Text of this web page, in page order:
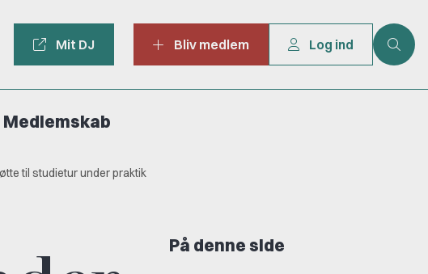
Mit DJ Bliv medlem Log ind
Medlemskab
til studietur under praktik
På denne side